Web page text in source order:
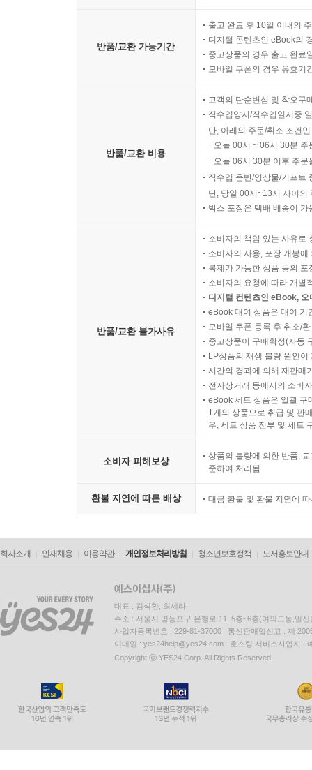
반품/교환 가능기간
출고 완료 후 10일 이내의
디지털 콘텐츠인 eBook의
중고상품의 경우 출고 완료
모바일 쿠폰의 경우 유효기
반품/교환 비용
고객의 단순변심 및 착오구
직수입양서/직수입일서중
단, 아래의 주문/취소 조건
오늘 00시 ~ 06시 30분
오늘 06시 30분 이후 주
직수입 음반/영상물/기프트
단, 당일 00시~13시 사이의
박스 포장은 택배 배송이
반품/교환 불가사유
소비자의 책임 있는 사유로
소비자의 사용, 포장 개봉
복제가 가능한 상품 등의
소비자의 요청에 따라 개별
디지털 컨텐츠인 eBook,
eBook 대여 상품은 대여 기
모바일 쿠폰 등록 후 취소/
중고상품이 구매확정(자동
LP상품의 재생 불량 원인
시간의 경과에 의해 재판매
전자상거래 등에서의 소비
eBook 세트 상품은 일괄 구
1개의 상품으로 취급 및 판
우, 세트 상품 전부 및 세트
소비자 피해보상
상품의 불량에 의한 반품,
준하여 처리됨
환불 지연에 따른 배상 대금 환불 및 환불 지연에
회사소개 인재채용 이용약관 개인정보처리방침 청소년보호정책 도서홍보안내
대표 : 김석환, 최세라
주소 : 서울시 영등포구 은행로 11, 5층~6층(여의도동,일신
사업자등록번호 : 229-81-37000 통신판매업신고 : 제
이메일 : yes24help@yes24.com 호스팅 서비스사업자 :
Copyright ⓒ YES24 Corp. All Rights Reserved.